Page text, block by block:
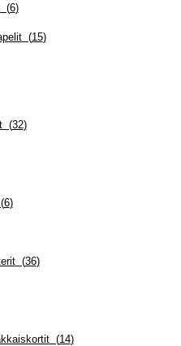
(6)
(15)
(32)
(6)
(36)
(14)